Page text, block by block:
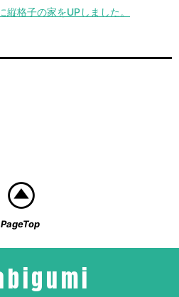
縦格子の家をUPしました。
PageTop